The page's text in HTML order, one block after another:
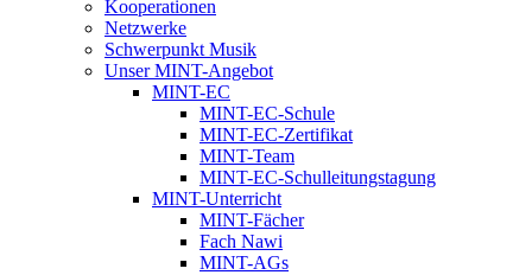
Kooperationen
Netzwerke
Schwerpunkt Musik
Unser MINT-Angebot
MINT-EC
MINT-EC-Schule
MINT-EC-Zertifikat
MINT-Team
MINT-EC-Schulleitungstagung
MINT-Unterricht
MINT-Fächer
Fach Nawi
MINT-AGs